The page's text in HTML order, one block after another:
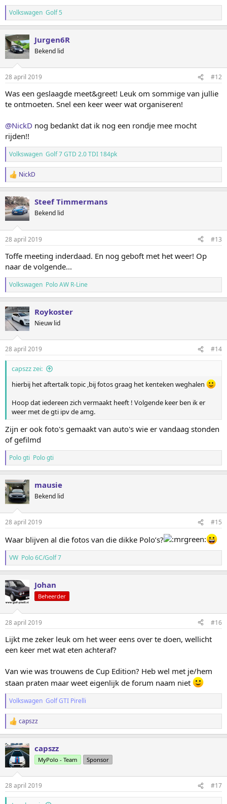
Volkswagen Golf 5
Jurgen6R
Bekend lid
28 april 2019 #12
Was een geslaagde meet&greet! Leuk om sommige van jullie
te ontmoeten. Snel een keer weer wat organiseren!
@NickD nog bedankt dat ik nog een rondje mee mocht
rijden!!
Volkswagen Golf 7 GTD 2.0 TDI 184pk
W
a
r
d
e
n
e
n
:
NickD
Steef Timmermans
Bekend lid
28 april 2019 #13
Toffe meeting inderdaad. En nog geboft met het weer! Op
naar de volgende...
Volkswagen Polo AW R-Line
Roykoster
Nieuw lid
28 april 2019 #14
capszz zei:
hierbij het aftertalk topic ,bij fotos graag het kenteken weghalen
Hoop dat iedereen zich vermaakt heeft ! Volgende keer ben ik er
weer met de gti ipv de amg.
Zijn er ook foto's gemaakt van auto's wie er vandaag stonden
of gefilmd
Polo gti Polo gti
mausie
Bekend lid
28 april 2019 #15
Waar blijven al die fotos van die dikke Polo’s?
VW Polo 6C/Golf 7
Johan
Beheerder
28 april 2019 #16
Lijkt me zeker leuk om het weer eens over te doen, wellicht
een keer met wat eten achteraf?
Van wie was trouwens de Cup Edition? Heb wel met je/hem
staan praten maar weet eigenlijk de forum naam niet
Volkswagen Golf GTI Pirelli
W
a
r
d
e
n
g
capszz
capszz
MyPolo - Team Sponsor
28 april 2019 #17